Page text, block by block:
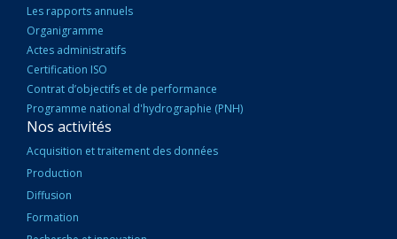
Les rapports annuels
Organigramme
Actes administratifs
Certification ISO
Contrat d’objectifs et de performance
Programme national d'hydrographie (PNH)
Nos activités
Acquisition et traitement des données
Production
Diffusion
Formation